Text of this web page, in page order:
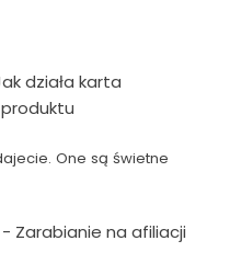
działa karta
One są świetne
Zarabianie na afiliacji